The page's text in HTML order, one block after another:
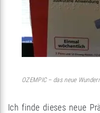
OZEMPIC – das neue
Ich finde dieses neue